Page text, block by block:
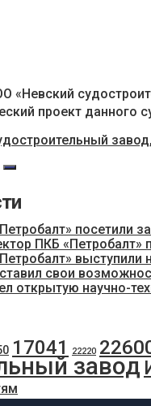
«Невский
проект
завод,
посетили
ПКБ «Петробалт»
свои
открытую научно-
17041 22220
завод